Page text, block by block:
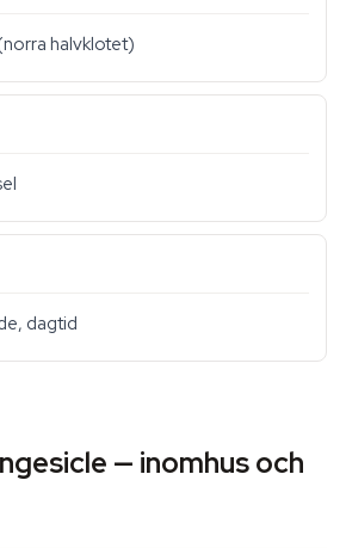
halvklotet)
dagtid
— inomhus och